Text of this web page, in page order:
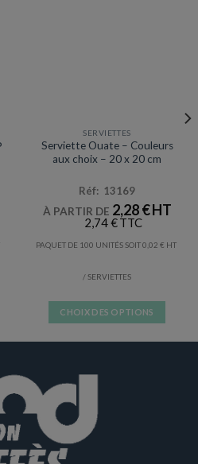
SERVIETTES
Serviette Ouate – Couleurs
aux choix – 20 x 20 cm
Réf: 13169
À PARTIR DE 2,28€
2,74€
PAQUET DE 100 UNITÉS SOIT0,02 €
/ SERVIETTES
CHOIX DES OPTIONS